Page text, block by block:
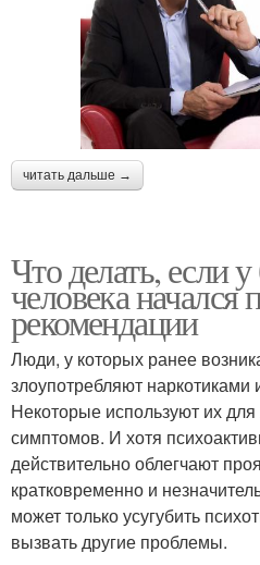
читать дальше →
Что делать, если у
человека начался
рекомендации
Люди, у которых ранее
злоупотребляют наркотиками
Некоторые используют их
симптомов. И хотя
действительно облегчают
кратковременно и
может только усугубить
вызвать другие проблемы.